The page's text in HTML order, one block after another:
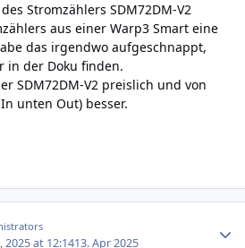
Stromzählers SDM72DM-V2
aus einer Warp3 Smart eine
das irgendwo aufgeschnappt,
in der Doku finden.
SDM72DM-V2 preislich und von
unten Out) besser.
2025 at 12:1413. Apr 2025